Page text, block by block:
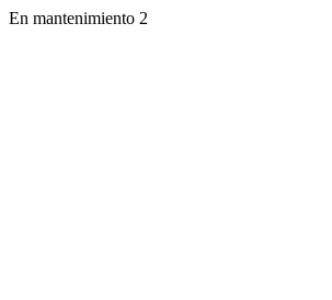
En mantenimiento 2